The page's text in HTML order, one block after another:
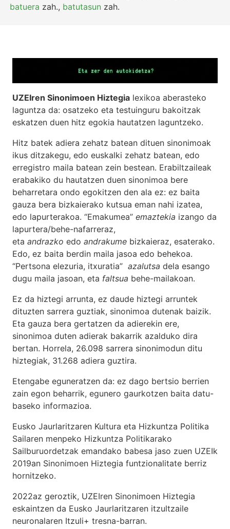
batuera zah., batutasun zah.
UZEIren Sinonimoen Hiztegia lexikoa aberasteko
laguntza da: osatzeko eta testuinguru bakoitzak
eskatzen duen hitz egokia hautatzen laguntzeko.
Hitz batek adiera zehatz batean dituen sinonimoak
ikus ditzakegu, edo euskalki zehatz batean, edo
erregistro maila batean zein bestean. Erabiltzaileak
erabakiko du hautatzen duen sinonimoa bere
beharretara ondo egokitzen den ala ez: ez baita
gauza bera bizkaierako kutsua eman nahi izatea,
edo lapurterakoa. “Emakumea” emaztekia izango da
lapurtera/behe-nafarreraz,
eta andrazko edo andrakume bizkaieraz, esaterako.
Edo, ez baita berdin maila jasoa edo behekoa.
“Pertsona elezuria, itxuratia” azalutsa dela esango
dugu maila jasoan, eta faltsua behe-mailakoan.
Ez da hiztegi arrunta, ez daude hiztegi arruntek
dituzten sarrera guztiak, sinonimoa dutenak baizik.
Eta gauza bera gertatzen da adierekin ere,
sinonimoa duten adierak bakarrik azalduko dira
bertan. Horrela, 26.098 sarrera sinonimodun ditu
hiztegiak, 31.268 adiera guztira.
Etengabe eguneratzen da: ez dago bertsio berrien
zain egon beharrik, egunero gaurkotzen baita datu-
baseko informazioa.
Eusko Jaurlaritzaren Kultura eta Hizkuntza Politika
Sailaren menpeko Hizkuntza Politikarako
Sailburuordetzak emandako babesa jaso zuen UZEIk
2019an Sinonimoen Hiztegia funtzionalitate berriz
hornitzeko.
2022az geroztik, UZEIren Sinonimoen Hiztegia
eskaintzen da Eusko Jaurlaritzaren itzultzaile
neuronalaren Itzuli+ tresna-barran.